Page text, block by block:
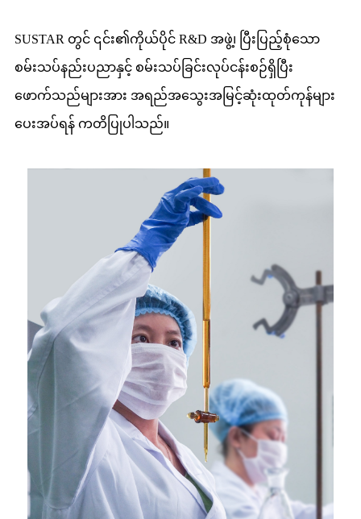
SUSTAR တွင် ၎င်း၏ကိုယ်ပိုင် R&D အဖွဲ့၊ ပြီးပြည့်စုံသော
စမ်းသပ်နည်းပညာနှင့် စမ်းသပ်ခြင်းလုပ်ငန်းစဉ်ရှိပြီး
ဖောက်သည်များအား အရည်အသွေးအမြင့်ဆုံးထုတ်ကုန်များ
ပေးအပ်ရန် ကတိပြုပါသည်။